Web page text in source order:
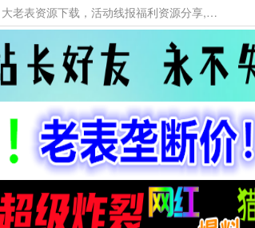
本网站提供资源工具下载，大老表资源工具，大表哥资源网软件工具，大老表资源下载，活动线报福利资源分享,活动线报，大型网游经典游戏，网络热门技术游戏辅助交流与分享。